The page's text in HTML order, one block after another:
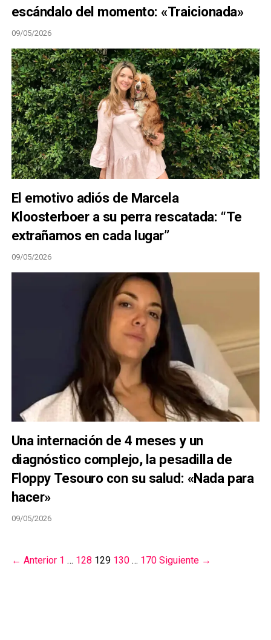
escándalo del momento: «Traicionada»
09/05/2026
El emotivo adiós de Marcela
Kloosterboer a su perra rescatada: “Te
extrañamos en cada lugar”
09/05/2026
Una internación de 4 meses y un
diagnóstico complejo, la pesadilla de
Floppy Tesouro con su salud: «Nada para
hacer»
09/05/2026
← Anterior 1 … 128 129 130 … 170 Siguiente →